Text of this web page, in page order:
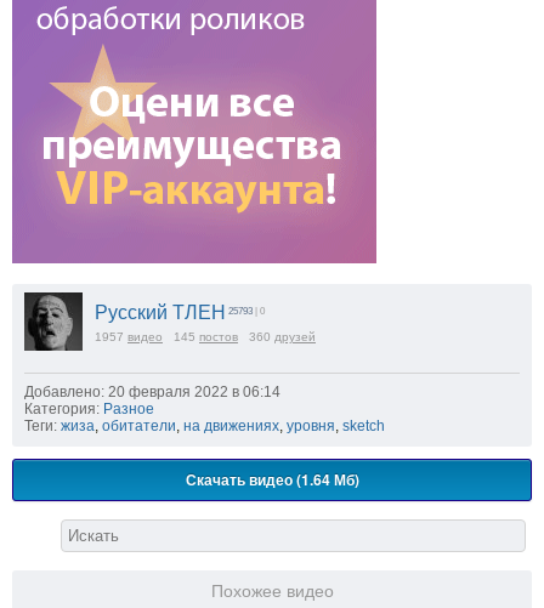
Русский ТЛЕН 25793 | 0
1957 видео 145 постов 360 друзей
Добавлено: 20 февраля 2022 в 06:14
Категория: Разное
Теги: жиза обитатели на движениях уровня sketch
Скачать видео (1.64 Мб)
Похожее видео